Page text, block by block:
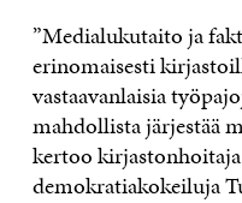
”Medialukutaito ja
erinomaisesti
vastaavanlaisia
mahdollista järjestää
kertoo kirjastonhoitaja
demokratiakokeiluja